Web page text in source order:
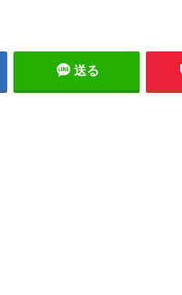
送る